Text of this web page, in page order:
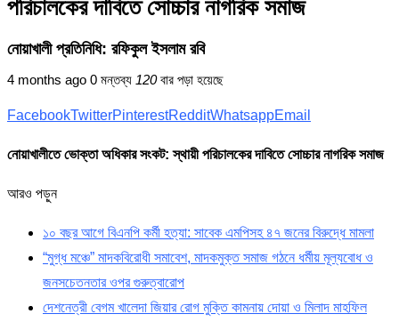
পরিচালকের দাবিতে সোচ্চার নাগরিক সমাজ
নোয়াখালী প্রতিনিধি: রফিকুল ইসলাম রবি
4 months ago 0 মন্তব্য 120বার পড়া হয়েছে
FacebookTwitterPinterestRedditWhatsappEmail
নোয়াখালীতে ভোক্তা অধিকার সংকট: স্থায়ী পরিচালকের দাবিতে সোচ্চার নাগরিক সমাজ
আরও পড়ুন
১০ বছর আগে বিএনপি কর্মী হত্যা: সাবেক এমপিসহ ৪৭ জনের বিরুদ্ধে মামলা
“মুগ্ধ মঞ্চে” মাদকবিরোধী সমাবেশ, মাদকমুক্ত সমাজ গঠনে ধর্মীয় মূল্যবোধ ও
জনসচেতনতার ওপর গুরুত্বারোপ
দেশনেত্রী বেগম খালেদা জিয়ার রোগ মুক্তি কামনায় দোয়া ও মিলাদ মাহফিল